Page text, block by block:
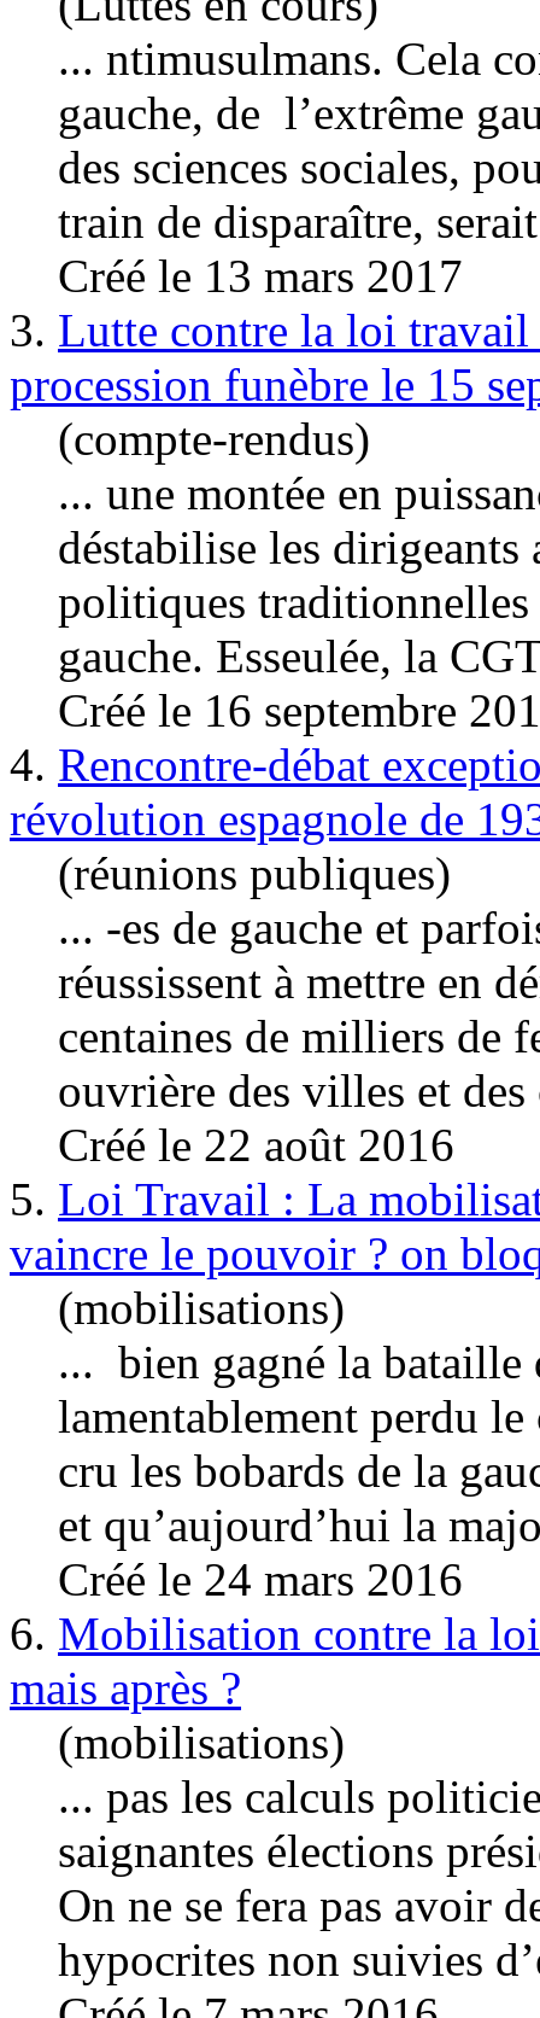
... ntimusulmans. Cela
gauche, de l’extrême
des sciences sociales,
train de disparaître,
Créé le 13 mars 2017
3. Lutte contre la loi
procession funèbre le 15
(compte-rendus)
... une montée en
déstabilise les
politiques traditionnelles
gauche. Esseulée, la
Créé le 16 septembre
4. Rencontre-débat
révolution espagnole de
(réunions publiques)
... -es de gauche et
réussissent à mettre en
centaines de milliers de
ouvrière des villes et des
Créé le 22 août 2016
5. Loi Travail : La
vaincre le pouvoir ? on
(mobilisations)
... bien gagné la bataille
lamentablement perdu
cru les bobards de la
et qu’aujourd’hui la
Créé le 24 mars 2016
6. Mobilisation contre la
mais après ?
(mobilisations)
... pas les calculs
saignantes élections
On ne se fera pas avoir
hypocrites non suivies